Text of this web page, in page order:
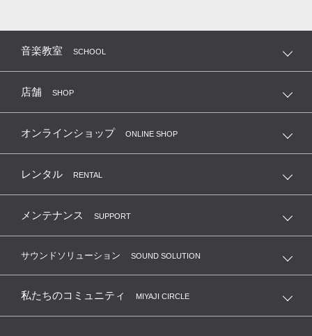
音楽教室 SCHOOL
店舗 SHOP
オンラインショップ ONLINE SHOP
レンタル RENTAL
メンテナンス SUPPORT
サウンドソリューション SOUND SOLUTION
私たちのコミュニティ MIYAJI CIRCLE